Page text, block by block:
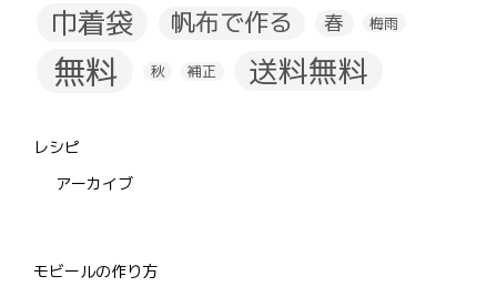
巾着袋 帆布で作る 春 梅雨
無料 秋 補正 送料無料
レシピ
アーカイブ
モビールの作り方